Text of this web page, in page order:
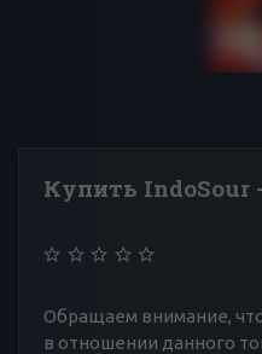
Купить IndoSour
Обращаем внимание,
в отношении данного